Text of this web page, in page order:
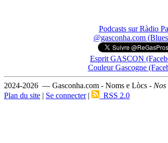
Podcasts sur Ràdio
@gasconha.com
Esprit GASCON
Couleur Gascogne
2024-2026 — Gasconha.com - Noms e Lòcs - Nos
Plan du site | Se connecter| RSS 2.0